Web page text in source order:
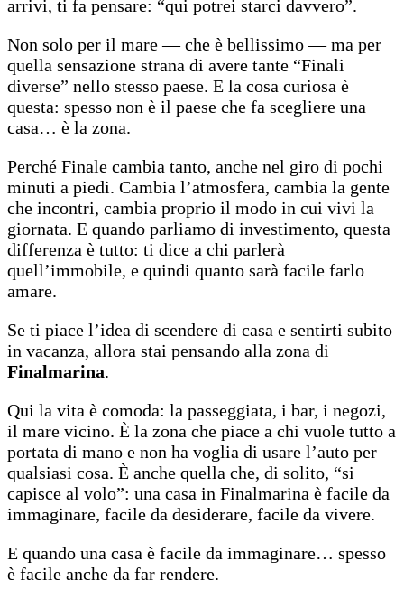
arrivi, ti fa pensare: “qui potrei starci davvero”.
Non solo per il mare — che è bellissimo — ma per
quella sensazione strana di avere tante “Finali
diverse” nello stesso paese. E la cosa curiosa è
questa: spesso non è il paese che fa scegliere una
casa… è la zona.
Perché Finale cambia tanto, anche nel giro di pochi
minuti a piedi. Cambia l’atmosfera, cambia la gente
che incontri, cambia proprio il modo in cui vivi la
giornata. E quando parliamo di investimento, questa
differenza è tutto: ti dice a chi parlerà
quell’immobile, e quindi quanto sarà facile farlo
amare.
Se ti piace l’idea di scendere di casa e sentirti subito
in vacanza, allora stai pensando alla zona di
Finalmarina.
Qui la vita è comoda: la passeggiata, i bar, i negozi,
il mare vicino. È la zona che piace a chi vuole tutto a
portata di mano e non ha voglia di usare l’auto per
qualsiasi cosa. È anche quella che, di solito, “si
capisce al volo”: una casa in Finalmarina è facile da
immaginare, facile da desiderare, facile da vivere.
E quando una casa è facile da immaginare… spesso
è facile anche da far rendere.